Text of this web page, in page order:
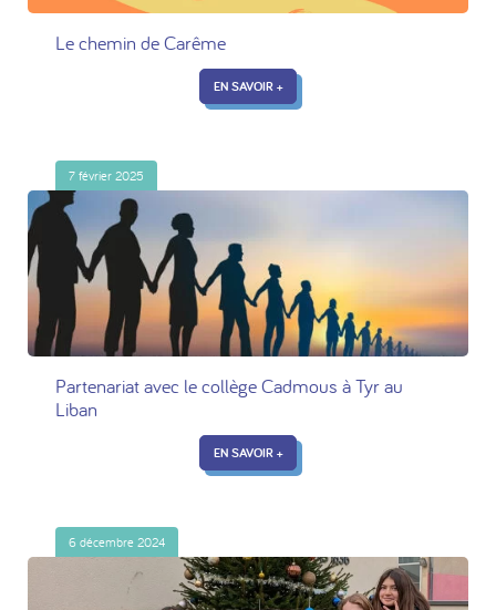
Le chemin de Carême
EN SAVOIR +
7 février 2025
Partenariat avec le collège Cadmous à Tyr au
Liban
EN SAVOIR +
6 décembre 2024